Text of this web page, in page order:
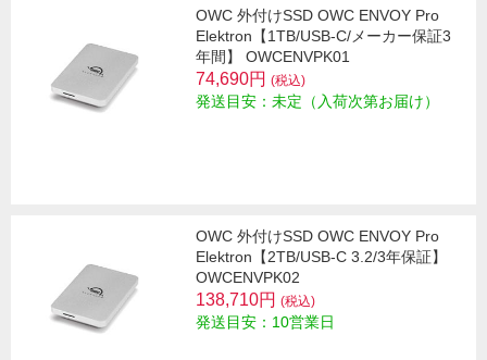
OWC 外付けSSD OWC ENVOY Pro
Elektron【1TB/USB-C/メーカー保証3
年間】 OWCENVPK01
74,690円 (税込)
発送目安：未定（入荷次第お届け）
OWC 外付けSSD OWC ENVOY Pro
Elektron【2TB/USB-C 3.2/3年保証】
OWCENVPK02
138,710円 (税込)
発送目安：10営業日